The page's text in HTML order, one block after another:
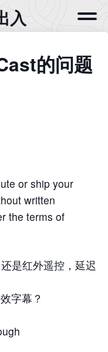
入
的问题
or ship your
written
the terms of
是红外遥控，延迟
字幕？